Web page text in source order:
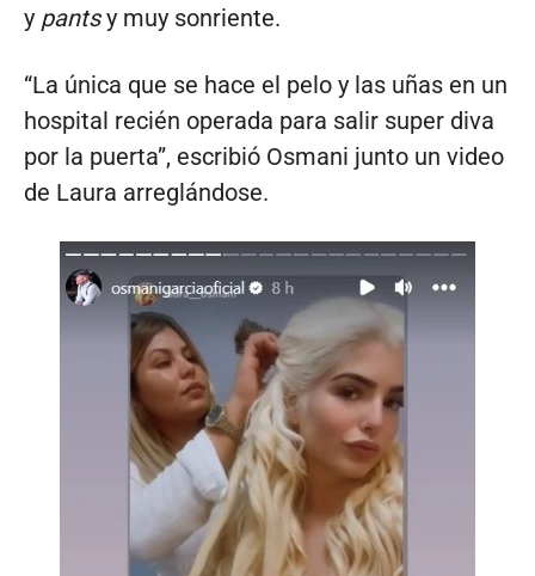
y pantsy muy sonriente.
“La única que se hace el pelo y las uñas en un
hospital recién operada para salir super diva
por la puerta”, escribió Osmani junto un video
de Laura arreglándose.